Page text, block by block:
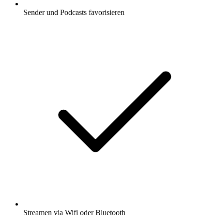
Sender und Podcasts favorisieren
Streamen via Wifi oder Bluetooth